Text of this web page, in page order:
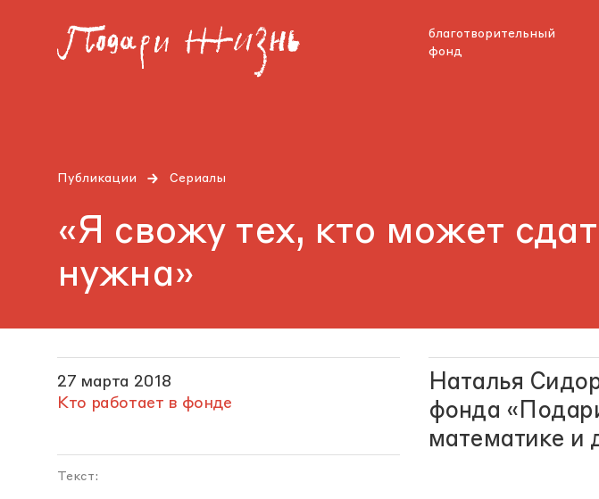
благотворительный
фонд
Публикации Сериалы
«Я свожу тех, кто может
нужна»
27 марта 2018
Кто работает в фонде
Текст:
Наталья
фонда
математике и